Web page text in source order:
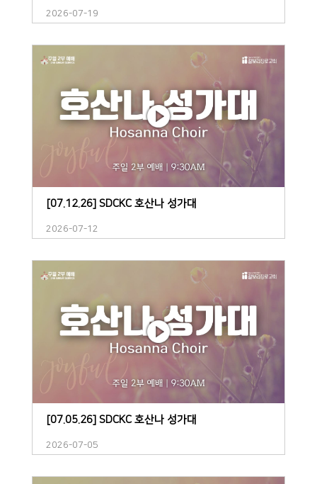
2026-07-19
[07.12.26] SDCKC 호산나 성가대
2026-07-12
[07.05.26] SDCKC 호산나 성가대
2026-07-05